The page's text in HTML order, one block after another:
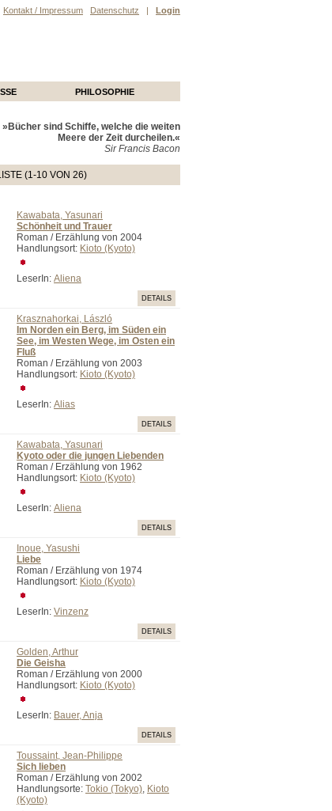
Kontakt / Impressum Datenschutz | Login
PHILOSOPHIE
»Bücher sind Schiffe, welche die weiten
Meere der Zeit durcheilen.«
Sir Francis Bacon
(1-10 VON 26)
Kawabata, Yasunari
Schönheit und Trauer
Roman / Erzählung von 2004
Handlungsort: Kioto (Kyoto)
LeserIn: Aliena
DETAILS
Krasznahorkai, László
Im Norden ein Berg, im Süden ein
See, im Westen Wege, im Osten ein
Fluß
Roman / Erzählung von 2003
Handlungsort: Kioto (Kyoto)
LeserIn: Alias
DETAILS
Kawabata, Yasunari
Kyoto oder die jungen Liebenden
Roman / Erzählung von 1962
Handlungsort: Kioto (Kyoto)
LeserIn: Aliena
DETAILS
Inoue, Yasushi
Liebe
Roman / Erzählung von 1974
Handlungsort: Kioto (Kyoto)
LeserIn: Vinzenz
DETAILS
Golden, Arthur
Die Geisha
Roman / Erzählung von 2000
Handlungsort: Kioto (Kyoto)
LeserIn: Bauer, Anja
DETAILS
Toussaint, Jean-Philippe
Sich lieben
Roman / Erzählung von 2002
Handlungsorte: Tokio (Tokyo), Kioto
(Kyoto)